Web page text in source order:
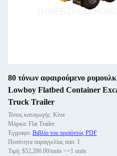
80 τόνων αφαιρούμενο
Lowboy Flatbed Container
Truck Trailer
Τόπος καταγωγής: Κίνα
Μάρκα: Flat Trailer
Έγγραφο: Βιβλίο του προϊόντος PDF
Ποσότητα παραγγελίας min: 1
Τιμή: $52,200.00/units >=1 units